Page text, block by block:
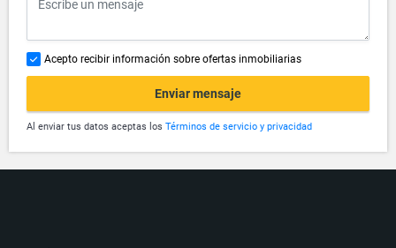
Acepto recibir información sobre ofertas inmobiliarias
Enviar mensaje
Al enviar tus datos aceptas los Términos de servicio y privacidad